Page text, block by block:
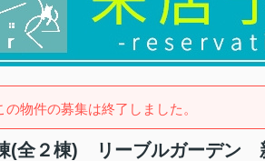
の物件の募集は終了しました。
(全２棟) リーブルガーデン